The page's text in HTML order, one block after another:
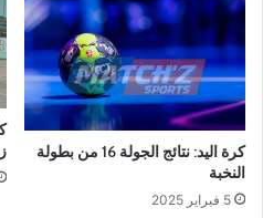
كرة اليد: نتائج الجولة 16 من بطولة
النخبة
5 فبراير 2025